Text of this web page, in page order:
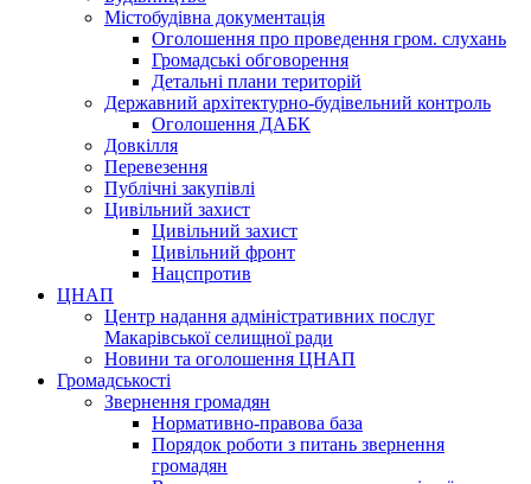
Містобудівна документація
Оголошення про проведення гром. слухань
Громадські обговорення
Детальні плани територій
Державний архітектурно-будівельний контроль
Оголошення ДАБК
Довкілля
Перевезення
Публічні закупівлі
Цивільний захист
Цивільний захист
Цивільний фронт
Нацспротив
ЦНАП
Центр надання адміністративних послуг
Макарівської селищної ради
Новини та оголошення ЦНАП
Громадськості
Звернення громадян
Нормативно-правова база
Порядок роботи з питань звернення
громадян